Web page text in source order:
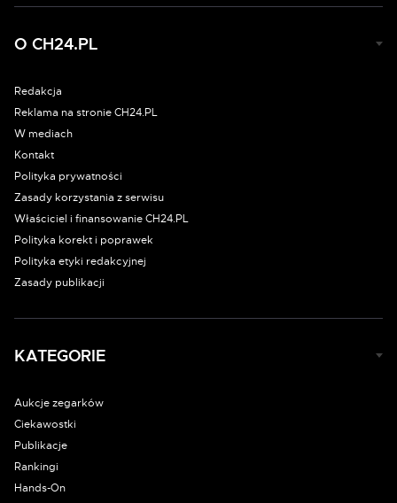
O CH24.PL
Redakcja
Reklama na stronie CH24.PL
W mediach
Kontakt
Polityka prywatności
Zasady korzystania z serwisu
Właściciel i finansowanie CH24.PL
Polityka korekt i poprawek
Polityka etyki redakcyjnej
Zasady publikacji
KATEGORIE
Aukcje zegarków
Ciekawostki
Publikacje
Rankingi
Hands-On